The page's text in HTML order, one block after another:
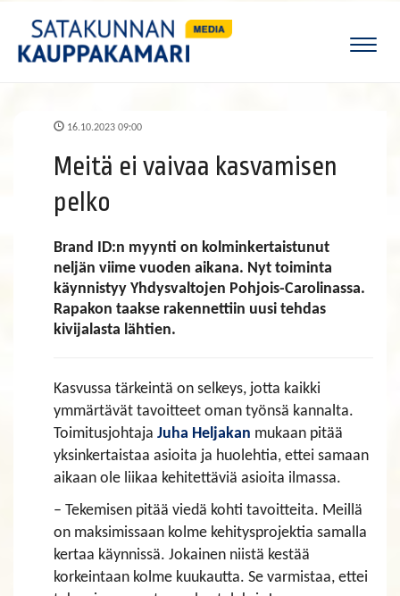
16.10.2023 09:00
Meitä ei vaivaa kasvamisen
pelko
Brand ID:n myynti on kolminkertaistunut
neljän viime vuoden aikana. Nyt toiminta
käynnistyy Yhdysvaltojen Pohjois-Carolinassa.
Rapakon taakse rakennettiin uusi tehdas
kivijalasta lähtien.
Kasvussa tärkeintä on selkeys, jotta kaikki
ymmärtävät tavoitteet oman työnsä kannalta.
Toimitusjohtaja Juha Heljakan mukaan pitää
yksinkertaistaa asioita ja huolehtia, ettei samaan
aikaan ole liikaa kehitettäviä asioita ilmassa.
– Tekemisen pitää viedä kohti tavoitteita. Meillä
on maksimissaan kolme kehitysprojektia samalla
kertaa käynnissä. Jokainen niistä kestää
korkeintaan kolme kuukautta. Se varmistaa, ettei